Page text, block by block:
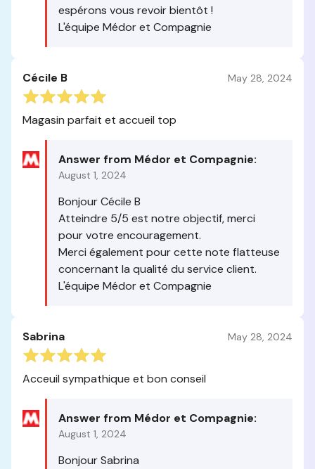
espérons vous revoir bientôt !
L'équipe Médor et Compagnie
Cécile B May 28, 2024
Magasin parfait et accueil top
Answer from Médor et Compagnie:
August 1, 2024
Bonjour Cécile B
Atteindre 5/5 est notre objectif, merci
pour votre encouragement.
Merci également pour cette note flatteuse
concernant la qualité du service client.
L'équipe Médor et Compagnie
Sabrina May 28, 2024
Acceuil sympathique et bon conseil
Answer from Médor et Compagnie:
August 1, 2024
Bonjour Sabrina